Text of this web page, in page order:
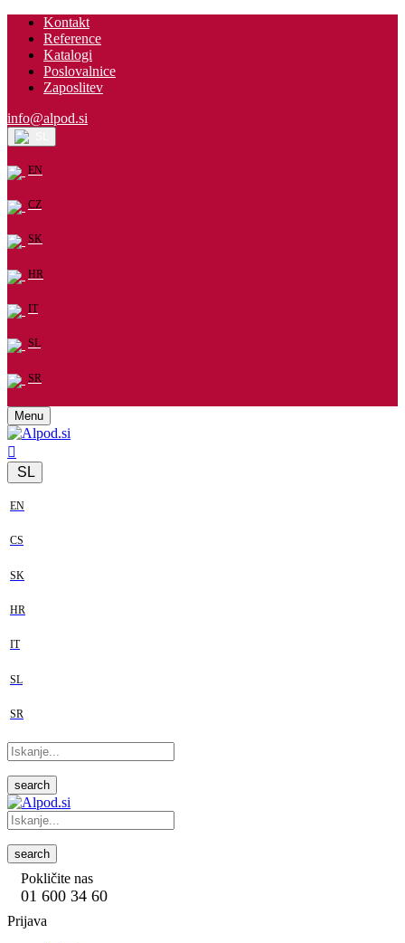
Kontakt
Reference
Katalogi
Poslovalnice
Zaposlitev
info@alpod.si
EN
CZ
SK
HR
IT
SL
SR
Menu
SL
EN
CS
SK
HR
IT
SL
SR
search
search
Pokličite nas
01 600 34 60
Prijava